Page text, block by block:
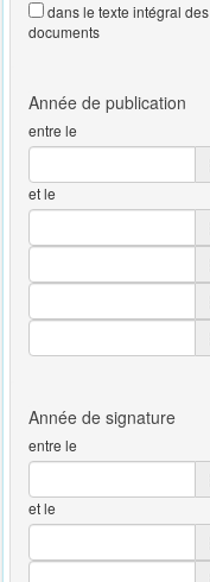
dans le texte intégral des
documents
entre le
et le
entre le
et le